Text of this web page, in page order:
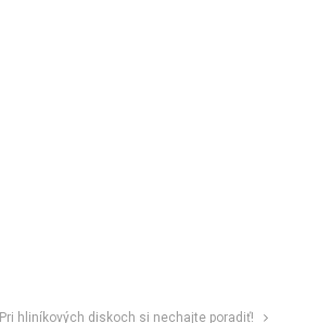
Pri hliníkových diskoch si nechajte poradiť!